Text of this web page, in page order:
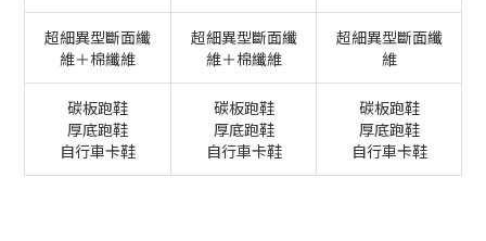
超細異型斷面纖
維＋棉纖維
超細異型斷面纖
維＋棉纖維
超細異型斷面纖
維
碳板跑鞋
厚底跑鞋
自行車卡鞋
碳板跑鞋
厚底跑鞋
自行車卡鞋
碳板跑鞋
厚底跑鞋
自行車卡鞋